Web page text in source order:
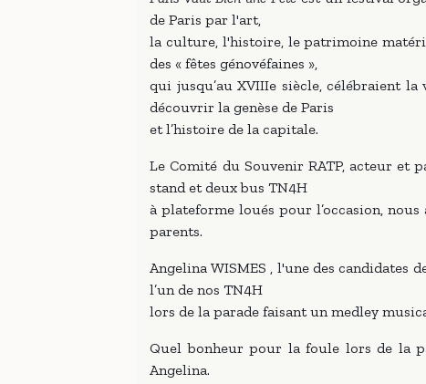
de Paris par l'art,
la culture, l'histoire, le patrimoine
des « fêtes génovéfaines »,
qui jusqu’au XVIIIe siècle, célébraient
découvrir la genèse de Paris
et l’histoire de la capitale.
Le Comité du Souvenir RATP, acteur et
stand et deux bus TN4H
à plateforme loués pour l’occasion,
parents.
Angelina WISMES , l'une des candidates
l’un de nos TN4H
lors de la parade faisant un medley
Quel bonheur pour la foule lors de la
Angelina.